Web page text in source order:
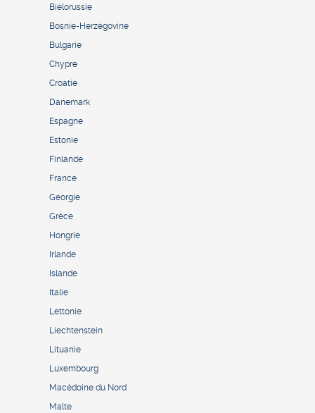
Biélorussie
Bosnie-Herzégovine
Bulgarie
Chypre
Croatie
Danemark
Espagne
Estonie
Finlande
France
Géorgie
Grèce
Hongrie
Irlande
Islande
Italie
Lettonie
Liechtenstein
Lituanie
Luxembourg
Macédoine du Nord
Malte